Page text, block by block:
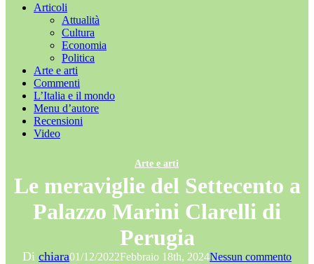
Menu
cerca
Menu
Articoli
Attualità
Cultura
Economia
Politica
Arte e arti
Commenti
L’Italia e il mondo
Menu d’autore
Recensioni
Video
Arte e arti
Le meraviglie del Settecento a
Palazzo Marini Clarelli di
Perugia
Di chiara01/12/2022Febbraio 18th, 2024Nessun commento